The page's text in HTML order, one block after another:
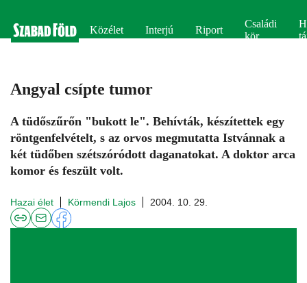
Közélet Interjú Riport
Családi
kör
Angyal csípte tumor
A tüdőszűrőn "bukott le". Behívták, készítettek egy
röntgenfelvételt, s az orvos megmutatta Istvánnak a
két tüdőben szétszóródott daganatokat. A doktor arca
komor és feszült volt.
Hazai élet Körmendi Lajos 2004. 10. 29.